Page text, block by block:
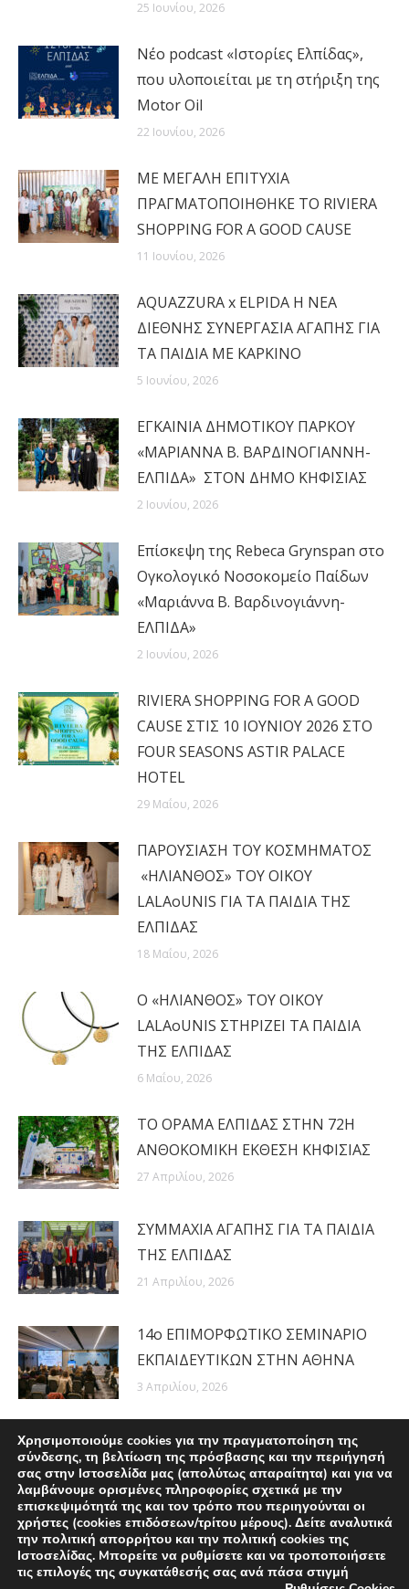
25 Ιουνίου, 2026
Νέο podcast «Ιστορίες Ελπίδας»,
που υλοποιείται με τη στήριξη της
Motor Oil
22 Ιουνίου, 2026
MΕ ΜΕΓΑΛΗ ΕΠΙΤΥΧΙΑ
ΠΡΑΓΜΑΤΟΠΟΙΗΘΗΚΕ ΤΟ RIVIERA
SHOPPING FOR A GOOD CAUSE
11 Ιουνίου, 2026
AQUAZZURA x ELPIDA Η ΝΕΑ
ΔΙΕΘΝΗΣ ΣΥΝΕΡΓΑΣΙΑ ΑΓΑΠΗΣ ΓΙΑ
ΤΑ ΠΑΙΔΙΑ ΜΕ ΚΑΡΚΙΝΟ
5 Ιουνίου, 2026
ΕΓΚΑΙΝΙΑ ΔΗΜΟΤΙΚΟΥ ΠΑΡΚΟΥ
«ΜΑΡΙΑΝΝΑ Β. ΒΑΡΔΙΝΟΓΙΑΝΝΗ-
ΕΛΠΙΔΑ» ΣΤΟΝ ΔΗΜΟ ΚΗΦΙΣΙΑΣ
2 Ιουνίου, 2026
Επίσκεψη της Rebeca Grynspan στο
Ογκολογικό Νοσοκομείο Παίδων
«Μαριάννα Β. Βαρδινογιάννη-
ΕΛΠΙΔΑ»
2 Ιουνίου, 2026
RIVIERA SHOPPING FOR A GOOD
CAUSE ΣΤΙΣ 10 ΙΟΥΝΙΟΥ 2026 ΣΤΟ
FOUR SEASONS ASTIR PALACE
HOTEL
29 Μαΐου, 2026
ΠΑΡΟΥΣΙΑΣΗ ΤΟΥ ΚΟΣΜΗΜΑΤΟΣ
«ΗΛΙΑΝΘΟΣ» ΤΟΥ ΟΙΚΟΥ
LALAoUNIS ΓΙΑ ΤΑ ΠΑΙΔΙΑ ΤΗΣ
ΕΛΠΙΔΑΣ
18 Μαΐου, 2026
Ο «ΗΛΙΑΝΘΟΣ» ΤΟΥ ΟΙΚΟΥ
LALAoUNIS ΣΤΗΡΙΖΕΙ ΤΑ ΠΑΙΔΙΑ
ΤΗΣ ΕΛΠΙΔΑΣ
6 Μαΐου, 2026
ΤΟ ΟΡΑΜΑ ΕΛΠΙΔΑΣ ΣΤΗΝ 72Η
ΑΝΘΟΚΟΜΙΚΗ ΕΚΘΕΣΗ ΚΗΦΙΣΙΑΣ
27 Απριλίου, 2026
ΣΥΜΜΑΧΙΑ ΑΓΑΠΗΣ ΓΙΑ ΤΑ ΠΑΙΔΙΑ
ΤΗΣ ΕΛΠΙΔΑΣ
21 Απριλίου, 2026
14ο ΕΠΙΜΟΡΦΩΤΙΚΟ ΣΕΜΙΝΑΡΙΟ
ΕΚΠΑΙΔΕΥΤΙΚΩΝ ΣΤΗΝ ΑΘΗΝΑ
3 Απριλίου, 2026
Χρησιμοποιούμε cookies για την πραγματοποίηση της
σύνδεσης, τη βελτίωση της πρόσβασης και την περιήγησή
σας στην Ιστοσελίδα μας (απολύτως απαραίτητα) και για να
λαμβάνουμε ορισμένες πληροφορίες σχετικά με την
επισκεψιμότητά της και τον τρόπο που περιηγούνται οι
χρήστες (cookies επιδόσεων/τρίτου μέρους). Δείτε αναλυτικά
την πολιτική απορρήτου και την πολιτική cookies της
Ιστοσελίδας. Mπορείτε να ρυθμίσετε και να τροποποιήσετε
τις επιλογές της συγκατάθεσής σας ανά πάσα στιγμή